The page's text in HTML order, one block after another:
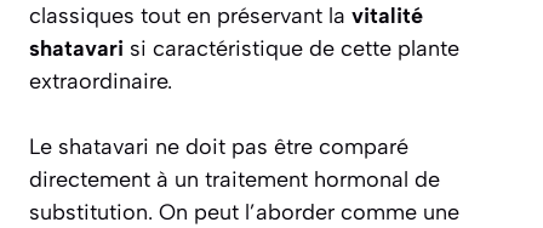
classiques tout en préservant la vitalité
shatavari si caractéristique de cette plante
extraordinaire.
Le shatavari ne doit pas être comparé
directement à un traitement hormonal de
substitution. On peut l’aborder comme une